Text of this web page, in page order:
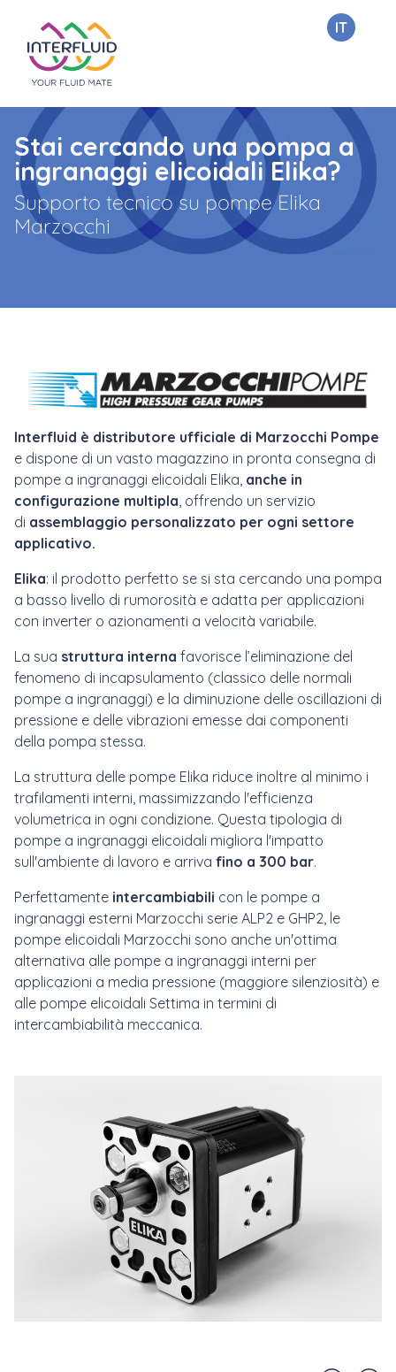
IT
Stai cercando una pompa a
ingranaggi elicoidali Elika?
Supporto tecnico su pompe Elika
Marzocchi
Interfluid è distributore ufficiale di Marzocchi Pompe
e dispone di un vasto magazzino in pronta consegna di
pompe a ingranaggi elicoidali Elika, anche in
configurazione multipla, offrendo un servizio
di assemblaggio personalizzato per ogni settore
applicativo.
Elika: il prodotto perfetto se si sta cercando una pompa
a basso livello di rumorosità e adatta per applicazioni
con inverter o azionamenti a velocità variabile.
La sua struttura interna favorisce l’eliminazione del
fenomeno di incapsulamento (classico delle normali
pompe a ingranaggi) e la diminuzione delle oscillazioni di
pressione e delle vibrazioni emesse dai componenti
della pompa stessa.
La struttura delle pompe Elika riduce inoltre al minimo i
trafilamenti interni, massimizzando l'efficienza
volumetrica in ogni condizione. Questa tipologia di
pompe a ingranaggi elicoidali migliora l'impatto
sull'ambiente di lavoro e arriva fino a 300 bar.
Perfettamente intercambiabili con le pompe a
ingranaggi esterni Marzocchi serie ALP2 e GHP2, le
pompe elicoidali Marzocchi sono anche un'ottima
alternativa alle pompe a ingranaggi interni per
applicazioni a media pressione (maggiore silenziosità) e
alle pompe elicoidali Settima in termini di
intercambiabilità meccanica.